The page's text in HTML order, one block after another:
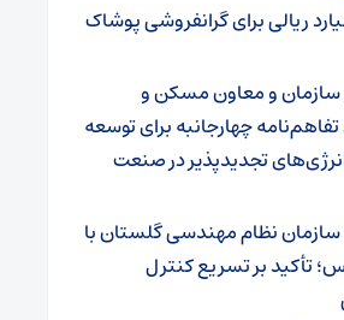
۹.۷ میلیارد ریالی برای گرانفروشی پوشاک
و معاون مسکن و
چهارجانبه برای توسعه
تجدیدپذیر در صنعت
نظام مهندسی گلستان با
تأکید بر تسریع کنترل